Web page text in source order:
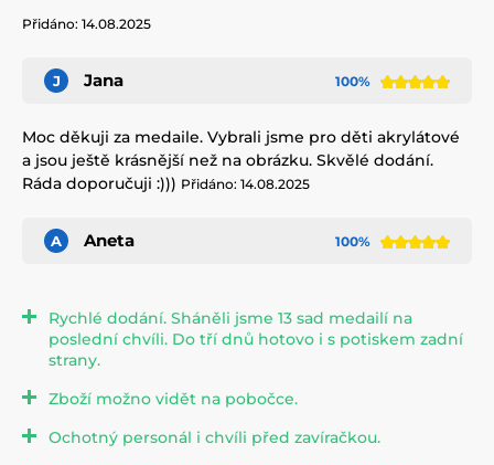
Přidáno: 14.08.2025
J Jana 100%
Moc děkuji za medaile. Vybrali jsme pro děti akrylátové
a jsou ještě krásnější než na obrázku. Skvělé dodání.
Ráda doporučuji :))) Přidáno: 14.08.2025
A Aneta 100%
Rychlé dodání. Sháněli jsme 13 sad medailí na
poslední chvíli. Do tří dnů hotovo i s potiskem zadní
strany.
Zboží možno vidět na pobočce.
Ochotný personál i chvíli před zavíračkou.